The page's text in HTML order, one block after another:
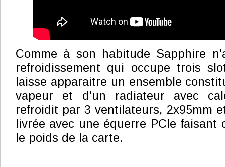
Comme à son habitude Sapphire
refroidissement qui occupe trois
laisse apparaitre un ensemble
vapeur et d'un radiateur avec
refroidit par 3 ventilateurs, 2x95mm
livrée avec une équerre PCIe
le poids de la carte.